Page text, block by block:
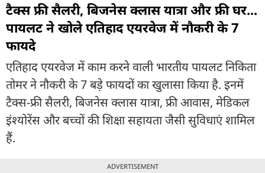
टैक्स फ्री सैलरी, बिजनेस क्लास यात्रा और फ्री घर...
पायलट ने खोले एतिहाद एयरवेज में नौकरी के 7
फायदे
एतिहाद एयरवेज में काम करने वाली भारतीय पायलट निकिता
तोमर ने नौकरी के 7 बड़े फायदों का खुलासा किया है. इनमें
टैक्स-फ्री सैलरी, बिजनेस क्लास यात्रा, फ्री आवास, मेडिकल
इंश्योरेंस और बच्चों की शिक्षा सहायता जैसी सुविधाएं शामिल
हैं.
ADVERTISEMENT